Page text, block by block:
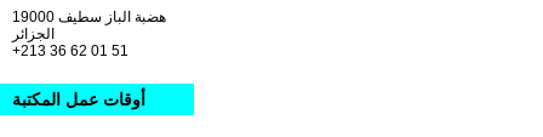
19000 هضبة الباز سطيف
+213 36 62 01 51
أوقات عمل المكتبة